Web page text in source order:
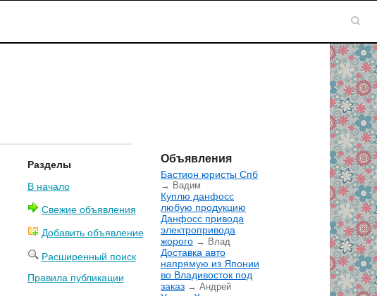
Разделы
В начало
Свежие объявления
Добавить объявление
Расширенный поиск
Правила публикации
Объявления
Бастион юристы Спб
→ Вадим
Куплю данфосс
любую продукцию
Данфосс привода
электропривода
жорого → Влад
Доставка авто
напрямую из Японии
во Владивосток под
заказ → Андрей